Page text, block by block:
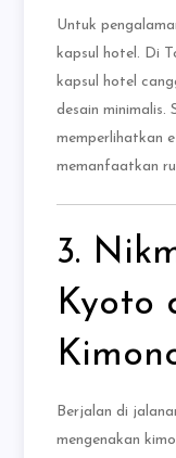
Untuk
kapsul hotel. Di
kapsul hotel
desain minimalis.
memperlihatkan
memanfaatkan
3.
Kyoto
Berjalan di
mengenakan